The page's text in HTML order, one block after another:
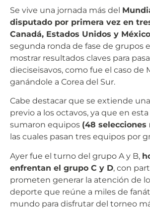
Se vive una jornada más del
disputado por primera vez en
Canadá, Estados Unidos y
segunda ronda de fase de grupos
mostrar resultados claves para
dieciseisavos, como fue el caso de
ganándole a Corea del Sur.
Cabe destacar que se extiende
previo a los octavos, ya que en
sumaron equipos (48 selecciones
las cuales pasan tres equipos por
Ayer fue el turno del grupo A y B,
enfrentan el grupo C y D, con
prometen generar la atención de
deporte que reúne a miles de
mundo para disfrutar del torneo